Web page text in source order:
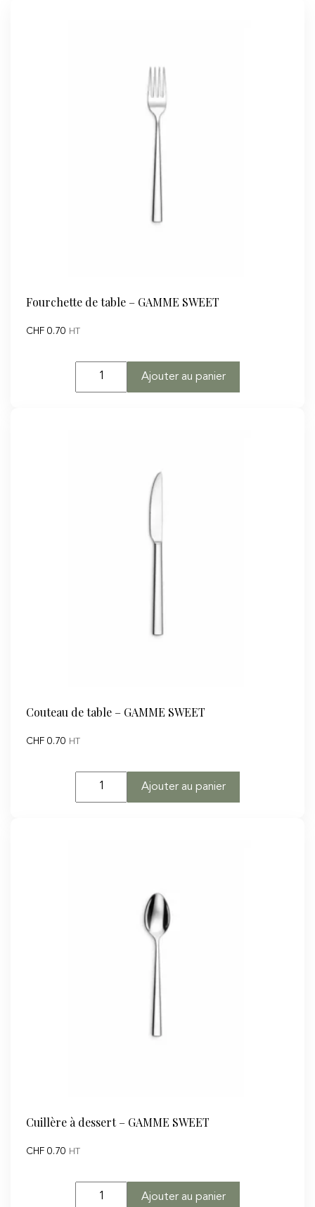
Fourchette de table – GAMME SWEET
CHF 0.70 HT
quantité
de
Ajouter au panier
Couteau de table – GAMME SWEET
CHF 0.70 HT
quantité
de
Ajouter au panier
Cuillère à dessert – GAMME SWEET
CHF 0.70 HT
quantité
Ajouter au panier